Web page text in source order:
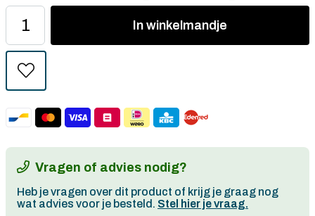
In winkelmandje
Vragen of advies nodig?
Heb je vragen over dit product of krijg je graag nog
wat advies voor je besteld. Stel hier je vraag.